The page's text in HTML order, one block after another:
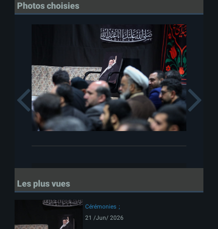
Photos choisies
Previous
Les plus vues
Cérémonies
21 /Jun/ 2026